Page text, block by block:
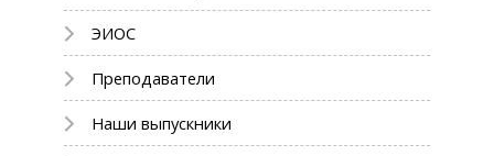
ЭИОС
Преподаватели
Наши выпускники